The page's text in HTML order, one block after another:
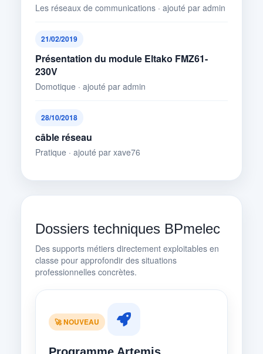
Les réseaux de communications · ajouté par admin
21/02/2019
Présentation du module Eltako FMZ61-
230V
Domotique · ajouté par admin
28/10/2018
câble réseau
Pratique · ajouté par xave76
Dossiers techniques BPmelec
Des supports métiers directement exploitables en
classe pour approfondir des situations
professionnelles concrètes.
🚀 NOUVEAU